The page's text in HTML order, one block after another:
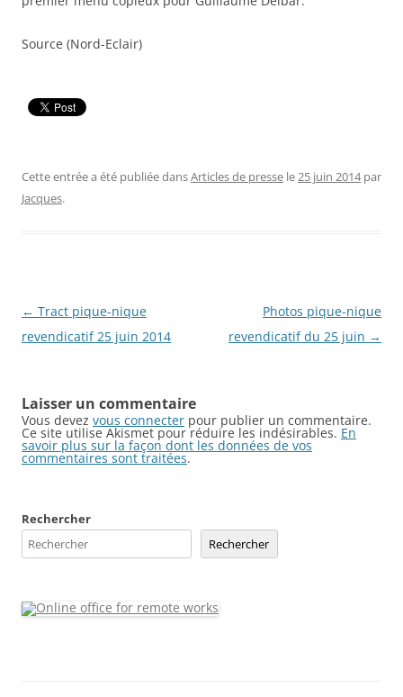
Source (Nord-Eclair)
Cette entrée a été publiée dansArticles de presse le25 juin 2014 par
Jacques.
Navigation
des
← Tract pique-nique
revendicatif 25 juin 2014
Photos pique-nique
revendicatif du 25 juin →
Laisser un commentaire
Vous devez vous connecter pour publier un commentaire.
Ce site utilise Akismet pour réduire les indésirables. En
savoir plus sur la façon dont les données de vos
commentaires sont traitées.
Rechercher
Rechercher